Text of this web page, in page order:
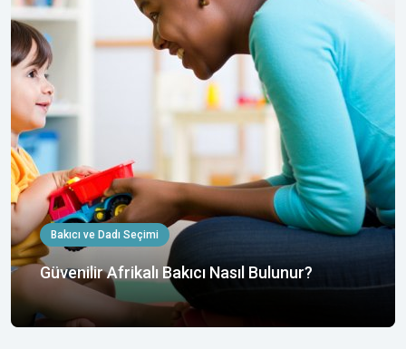
Bakıcı ve Dadı Seçimi
Güvenilir Afrikalı Bakıcı Nasıl Bulunur?